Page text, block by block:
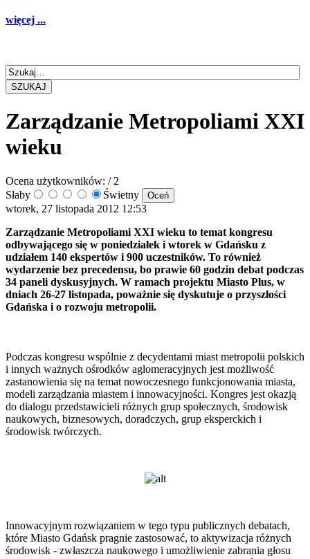
więcej ...
SZUKAJ
Zarządzanie Metropoliami XXI
wieku
Ocena użytkowników: / 2
Słaby
Świetny
wtorek, 27 listopada 2012 12:53
Zarządzanie Metropoliami XXI wieku to temat kongresu
odbywającego się w poniedziałek i wtorek w Gdańsku z
udziałem 140 ekspertów i 900 uczestników. To również
wydarzenie bez precedensu, bo prawie 60 godzin debat podczas
34 paneli dyskusyjnych. W ramach projektu Miasto Plus, w
dniach 26-27 listopada, poważnie się dyskutuje o przyszłości
Gdańska i o rozwoju metropolii.
Podczas kongresu wspólnie z decydentami miast metropolii polskich
i innych ważnych ośrodków aglomeracyjnych jest możliwość
zastanowienia się na temat nowoczesnego funkcjonowania miasta,
modeli zarządzania miastem i innowacyjności. Kongres jest okazją
do dialogu przedstawicieli różnych grup społecznych, środowisk
naukowych, biznesowych, doradczych, grup eksperckich i
środowisk twórczych.
Innowacyjnym rozwiązaniem w tego typu publicznych debatach,
które Miasto Gdańsk pragnie zastosować, to aktywizacja różnych
środowisk - zwłaszcza naukowego i umożliwienie zabrania głosu